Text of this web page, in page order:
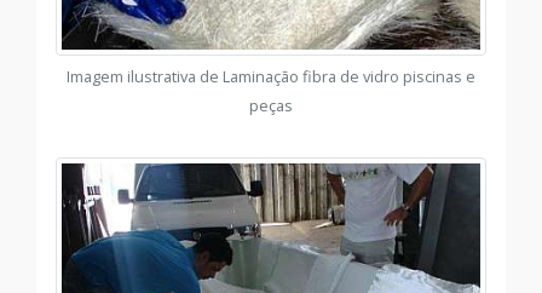
Imagem ilustrativa de Laminação fibra de vidro piscinas e
peças